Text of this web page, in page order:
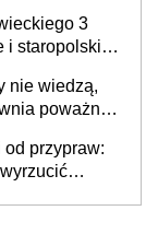
3
i staropolskie.
nie wiedzą,
poważną
przypraw: